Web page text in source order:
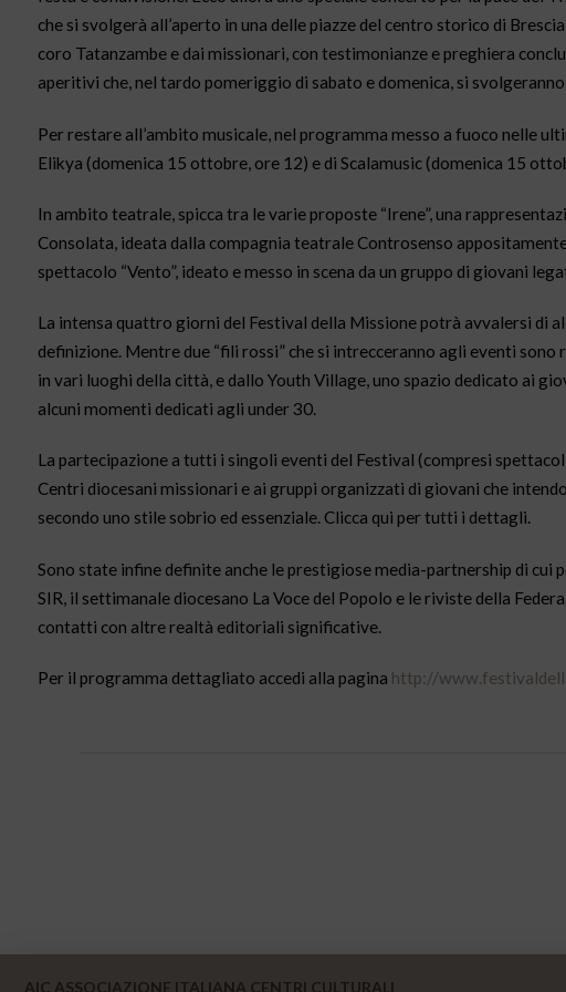
che si svolgerà all’aperto in una delle piazze del centro storico di
coro Tatanzambe e dai missionari, con testimonianze e preghiera
aperitivi che, nel tardo pomeriggio di sabato e domenica, si
Per restare all’ambito musicale, nel programma messo a fuoco nelle
Elikya (domenica 15 ottobre, ore 12) e di Scalamusic (domenica 15
In ambito teatrale, spicca tra le varie proposte “Irene”, una
Consolata, ideata dalla compagnia teatrale Controsenso
spettacolo “Vento”, ideato e messo in scena da un gruppo di giovani
La intensa quattro giorni del Festival della Missione potrà avvalersi di
definizione. Mentre due “fili rossi” che si intrecceranno agli eventi
in vari luoghi della città, e dallo Youth Village, uno spazio dedicato ai
alcuni momenti dedicati agli under 30.
La partecipazione a tutti i singoli eventi del Festival (compresi
Centri diocesani missionari e ai gruppi organizzati di giovani che
secondo uno stile sobrio ed essenziale. Clicca qui per tutti i dettagli.
Sono state infine definite anche le prestigiose media-partnership di cui
SIR, il settimanale diocesano La Voce del Popolo e le riviste della
contatti con altre realtà editoriali significative.
Per il programma dettagliato accedi alla pagina http://
AIC ASSOCIAZIONE ITALIANA CENTRI CULTURALI